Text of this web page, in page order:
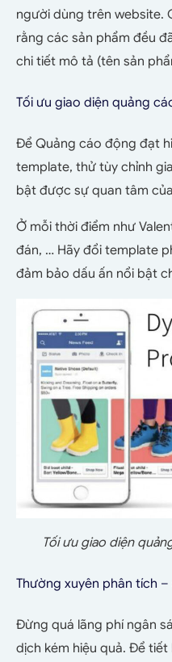
người dùng trên website.
rằng các sản phẩm đều
chi tiết mô tả (tên sản
Tối ưu giao diện quảng
Để Quảng cáo động đạt
template, thử tùy chỉnh
bật được sự quan tâm
Ở mỗi thời điểm như
đán, … Hãy đổi template
đảm bảo dấu ấn nổi bật
Tối ưu giao diện
Thường xuyên phân tích
Đừng quá lãng phí ngân
dịch kém hiệu quả. Để